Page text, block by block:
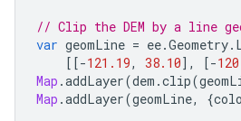
// Clip the DEM by a line
var geomLine = ee.Geometry.
[[-121.19, 38.10], [-
Map .addLayer(dem .clip(
Map .addLayer(geomLine, {